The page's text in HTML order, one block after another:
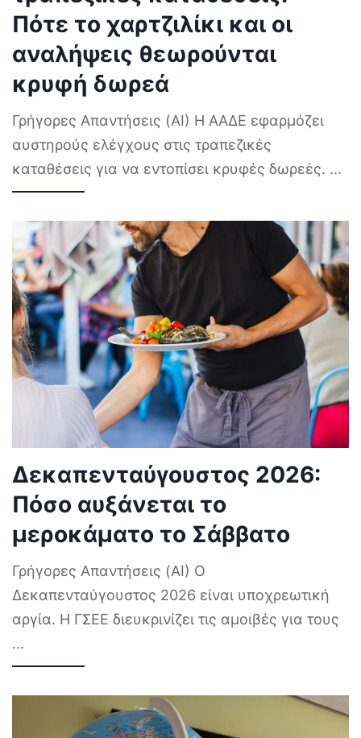
Πότε το χαρτζιλίκι και οι
αναλήψεις θεωρούνται
κρυφή δωρεά
Γρήγορες Απαντήσεις (AI) Η ΑΑΔΕ εφαρμόζει
αυστηρούς ελέγχους στις τραπεζικές
καταθέσεις για να εντοπίσει κρυφές δωρεές. ...
Δεκαπενταύγουστος 2026:
Πόσο αυξάνεται το
μεροκάματο το Σάββατο
Γρήγορες Απαντήσεις (AI) Ο
Δεκαπενταύγουστος 2026 είναι υποχρεωτική
αργία. Η ΓΣΕΕ διευκρινίζει τις αμοιβές για τους
...